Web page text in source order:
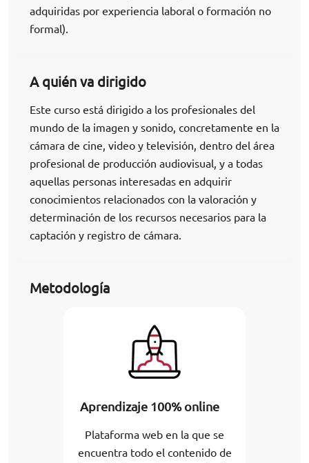
adquiridas por experiencia laboral o formación no
formal).
A quién va dirigido
Este curso está dirigido a los profesionales del
mundo de la imagen y sonido, concretamente en la
cámara de cine, video y televisión, dentro del área
profesional de producción audiovisual, y a todas
aquellas personas interesadas en adquirir
conocimientos relacionados con la valoración y
determinación de los recursos necesarios para la
captación y registro de cámara.
Metodología
Aprendizaje 100% online
Plataforma web en la que se
encuentra todo el contenido de